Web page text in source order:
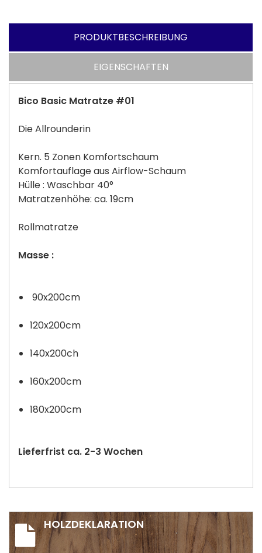
PRODUKTBESCHREIBUNG
EIGENSCHAFTEN
Bico Basic Matratze #01
Die Allrounderin
Kern. 5 Zonen Komfortschaum
Komfortauflage aus Airflow-Schaum
Hülle : Waschbar 40°
Matratzenhöhe: ca. 19cm
Rollmatratze
Masse :
90x200cm
120x200cm
140x200ch
160x200cm
180x200cm
Lieferfrist ca. 2-3 Wochen
HOLZDEKLARATION